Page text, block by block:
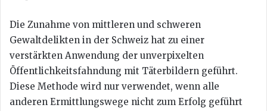
Die Zunahme von mittleren und schweren
Gewaltdelikten in der Schweiz hat zu einer
verstärkten Anwendung der unverpixelten
Öffentlichkeitsfahndung mit Täterbildern geführt.
Diese Methode wird nur verwendet, wenn alle
anderen Ermittlungswege nicht zum Erfolg geführt